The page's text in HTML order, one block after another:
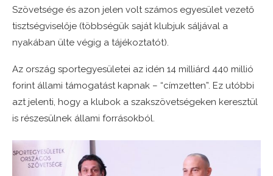
Szövetsége és azon jelen volt számos egyesület vezető
tisztségviselője (többségük saját klubjuk sáljával a
nyakában ülte végig a tájékoztatót).
Az ország sportegyesületei az idén 14 milliárd 440 millió
forint állami támogatást kapnak – “címzetten”. Ez utóbbi
azt jelenti, hogy a klubok a szakszövetségeken keresztül
is részesülnek állami forrásokból.